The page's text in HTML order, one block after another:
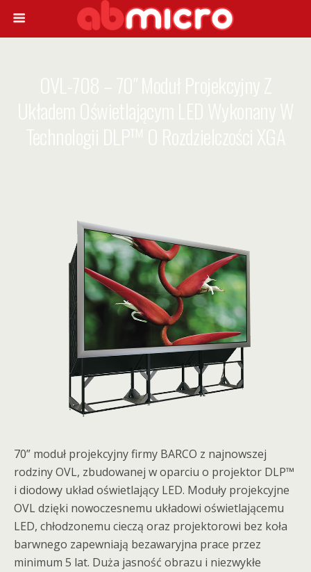
70” moduł projekcyjny firmy BARCO z najnowszej
rodziny OVL, zbudowanej w oparciu o projektor DLP™
i diodowy układ oświetlający LED. Moduły projekcyjne
OVL dzięki nowoczesnemu układowi oświetlającemu
LED, chłodzonemu cieczą oraz projektorowi bez koła
barwnego zapewniają bezawaryjna prace przez
minimum 5 lat. Duża jasność obrazu i niezwykłe